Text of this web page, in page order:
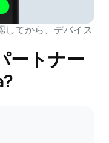
してから、デバイス
ートナー